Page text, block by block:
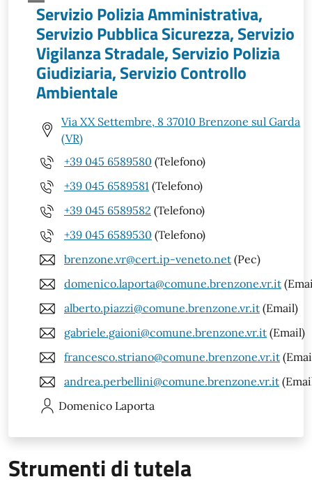
Servizio Polizia Amministrativa,
Servizio Pubblica Sicurezza, Servizio
Vigilanza Stradale, Servizio Polizia
Giudiziaria, Servizio Controllo
Ambientale
Via XX Settembre, 8 37010 Brenzone sul Garda
(VR)
+39 045 6589580 (Telefono)
+39 045 6589581 (Telefono)
+39 045 6589582 (Telefono)
+39 045 6589530 (Telefono)
brenzone.vr@cert.ip-veneto.net (Pec)
domenico.laporta@comune.brenzone.vr.it
alberto.piazzi@comune.brenzone.vr.it (Email)
gabriele.gaioni@comune.brenzone.vr.it (Email)
francesco.striano@comune.brenzone.vr.it
andrea.perbellini@comune.brenzone.vr.it
Domenico Laporta
Strumenti di tutela